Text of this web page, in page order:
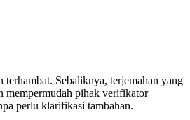
terhambat. Sebaliknya, terjemahan yang
mempermudah pihak verifikator
perlu klarifikasi tambahan.